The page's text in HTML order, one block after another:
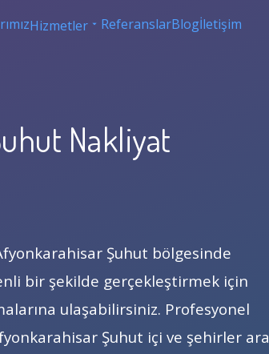
Hizmetler ReferanslarBlogİletişim
Nakliyat
Şuhut bölgesinde
bir şekilde gerçekleştirmek için
ulaşabilirsiniz. Profesyonel
Şuhut içi ve şehirler